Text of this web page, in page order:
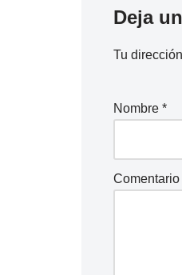
Deja
Tu
Nombre *
Comentario